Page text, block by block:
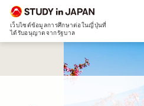
เว็บไซต์ข้อมูลการศึกษาต่อในญี่ปุ่นที่
ได้รับอนุญาตจากรัฐบาล